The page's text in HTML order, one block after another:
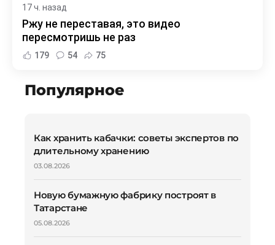
17 ч. назад
Ржу не переставая, это видео
пересмотришь не раз
179 54 75
Популярное
Как хранить кабачки: советы экспертов по
длительному хранению
03.08.2026
Новую бумажную фабрику построят в
Татарстане
05.08.2026